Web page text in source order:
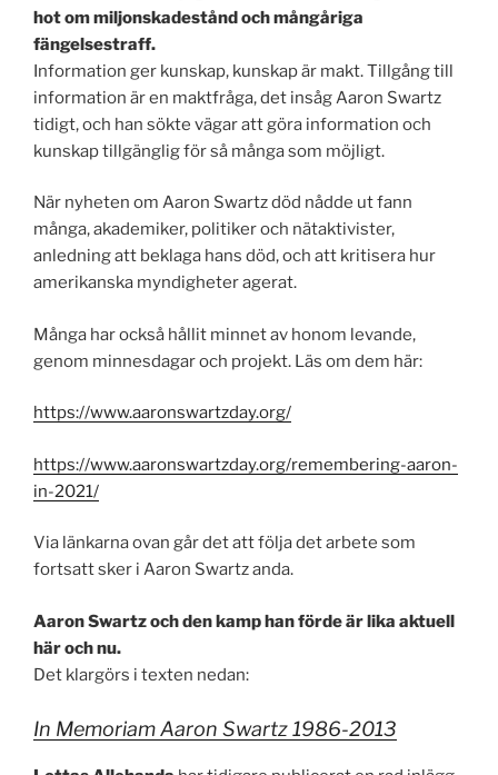
hot om miljonskadestånd och mångåriga
fängelsestraff.
Information ger kunskap, kunskap är makt. Tillgång till
information är en maktfråga, det insåg Aaron Swartz
tidigt, och han sökte vägar att göra information och
kunskap tillgänglig för så många som möjligt.
När nyheten om Aaron Swartz död nådde ut fann
många, akademiker, politiker och nätaktivister,
anledning att beklaga hans död, och att kritisera hur
amerikanska myndigheter agerat.
Många har också hållit minnet av honom levande,
genom minnesdagar och projekt. Läs om dem här:
https://www.aaronswartzday.org/
https://www.aaronswartzday.org/remembering-aaron-
in-2021/
Via länkarna ovan går det att följa det arbete som
fortsatt sker i Aaron Swartz anda.
Aaron Swartz och den kamp han förde är lika aktuell
här och nu.
Det klargörs i texten nedan:
In Memoriam Aaron Swartz 1986-2013